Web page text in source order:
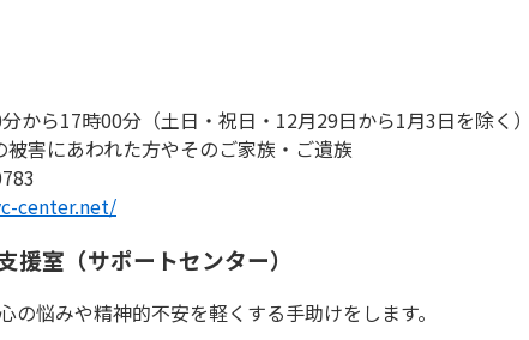
から17時00分（土日・祝日・12月29日から1月3日を除く
害にあわれた方やそのご家族・ご遺族
center.net/
援室（サポートセンター）
の悩みや精神的不安を軽くする手助けをします。